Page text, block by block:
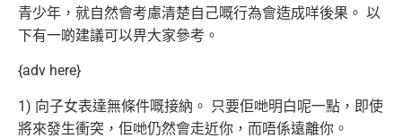
青少年，就自然會考慮清楚自己嘅行為會造成咩後果。 以
下有一啲建議可以畀大家參考。
{adv here}
1) 向子女表達無條件嘅接納。 只要佢哋明白呢一點，即使
將來發生衝突，佢哋仍然會走近你，而唔係遠離你。